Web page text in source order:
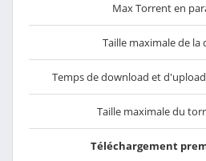
Max Torrent en
Taille maximale de la
Temps de download et
Taille maximale du
Téléchargement